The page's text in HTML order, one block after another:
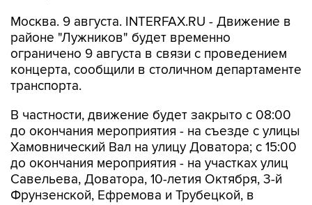
Москва. 9 августа. INTERFAX.RU - Движение в
районе "Лужников" будет временно
ограничено 9 августа в связи с проведением
концерта, сообщили в столичном департаменте
транспорта.
В частности, движение будет закрыто с 08:00
до окончания мероприятия - на съезде с улицы
Хамовнический Вал на улицу Доватора; с 15:00
до окончания мероприятия - на участках улиц
Савельева, Доватора, 10-летия Октября, 3-й
Фрунзенской, Ефремова и Трубецкой, в